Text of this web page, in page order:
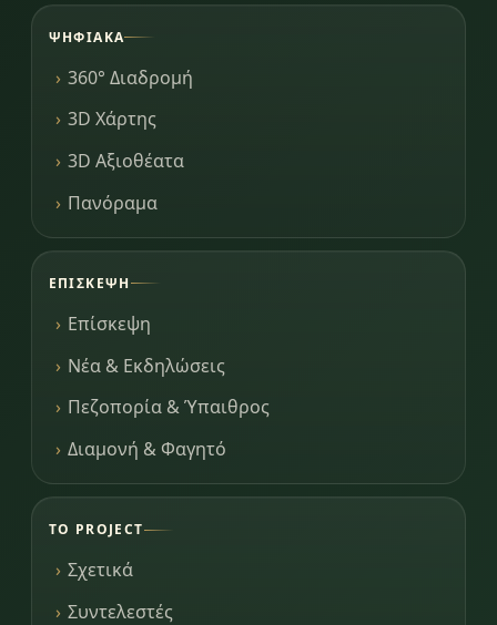
ΨΗΦΙΑΚΆ
360° Διαδρομή
3D Χάρτης
3D Αξιοθέατα
Πανόραμα
ΕΠΊΣΚΕΨΗ
Επίσκεψη
Νέα & Εκδηλώσεις
Πεζοπορία & Ύπαιθρος
Διαμονή & Φαγητό
ΤΟ PROJECT
Σχετικά
Συντελεστές